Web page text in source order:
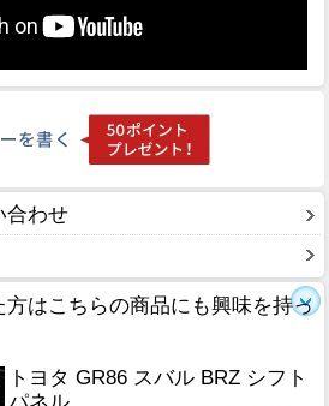
合わせ
方はこちらの商品にも興味を持っ
トヨタ GR86 スバル BRZ シフト